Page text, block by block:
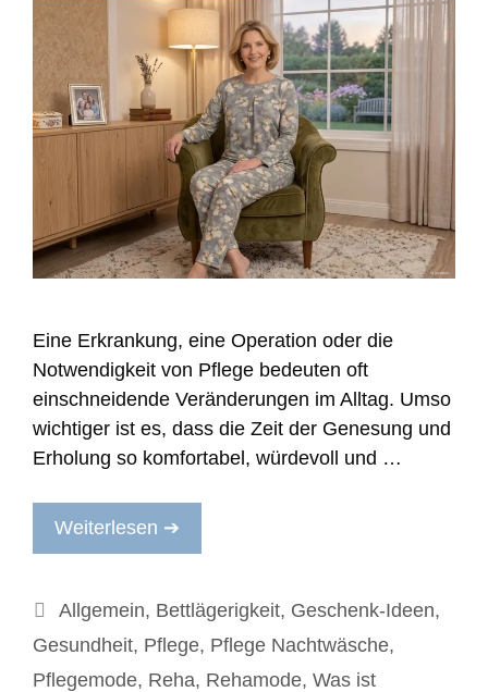
Eine Erkrankung, eine Operation oder die
Notwendigkeit von Pflege bedeuten oft
einschneidende Veränderungen im Alltag. Umso
wichtiger ist es, dass die Zeit der Genesung und
Erholung so komfortabel, würdevoll und …
Weiterlesen ➔
Kategorien
Allgemein, Bettlägerigkeit, Geschenk-Ideen,
Gesundheit, Pflege, Pflege Nachtwäsche,
Pflegemode, Reha, Rehamode, Was ist